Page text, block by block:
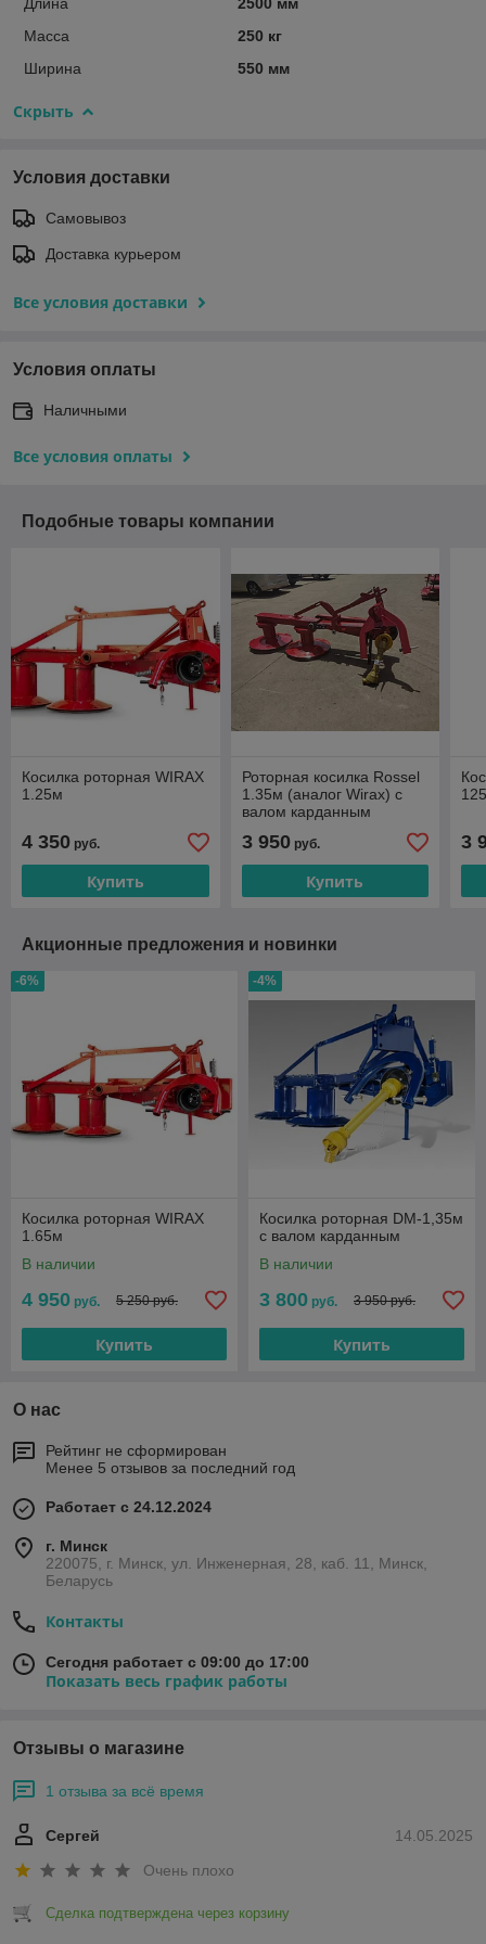
Масса
250 кг
Ширина
550 мм
Скрыть
Условия доставки
Самовывоз
Доставка курьером
Все условия доставки
Условия оплаты
Наличными
Все условия оплаты
Подобные товары компании
Косилка роторная WIRAX
1.25м
4 350 руб.
Купить
Роторная косилка Rossel
1.35м (аналог Wirax) с
валом карданным
3 950руб.
Купить
3
Акционные предложения и новинки
-6%
Косилка роторная WIRAX
1.65м
В наличии
4 950 руб. 5 250 руб.
Купить
-4%
Косилка роторная DM-1,35м
с валом карданным
В наличии
3 800 руб. 3 950 руб.
Купить
О нас
Рейтинг не сформирован
Менее 5 отзывов за последний год
Работает с 24.12.2024
г. Минск
220075, г. Минск, ул. Инженерная, 28, каб. 11, Минск,
Беларусь
Контакты
Сегодня работает с 09:00 до 17:00
Показать весь график работы
Отзывы о магазине
1 отзыва за всё время
14.05.2025
Сергей
Очень плохо
Сделка подтверждена через корзину